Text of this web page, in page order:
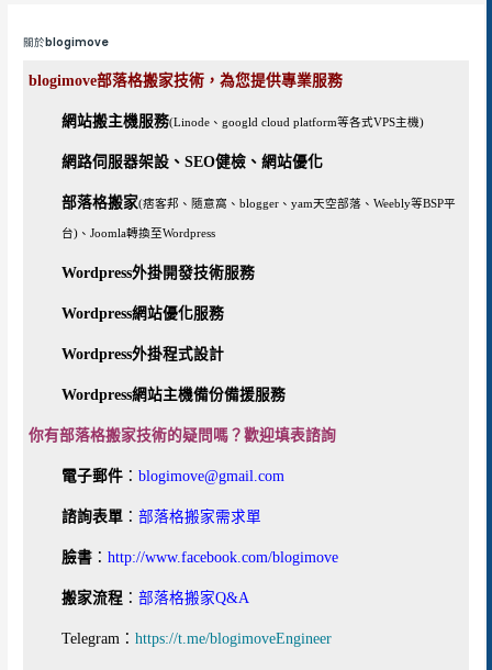
關於blogimove
blogimove部落格搬家技術，為您提供專業服務
網站搬主機服務(Linode、googld cloud platform等各式VPS主機)
網路伺服器架設、SEO健檢、網站優化
部落格搬家(痞客邦、隨意窩、blogger、yam天空部落、Weebly等BSP平
台)、Joomla轉換至Wordpress
Wordpress外掛開發技術服務
Wordpress網站優化服務
Wordpress外掛程式設計
Wordpress網站主機備份備援服務
你有部落格搬家技術的疑問嗎？歡迎填表諮詢
電子郵件 ：blogimove@gmail.com
諮詢表單 ：部落格搬家需求單
臉書 ：http://www.facebook.com/blogimove
搬家流程 ：部落格搬家Q&A
Telegram：https://t.me/blogimoveEngineer